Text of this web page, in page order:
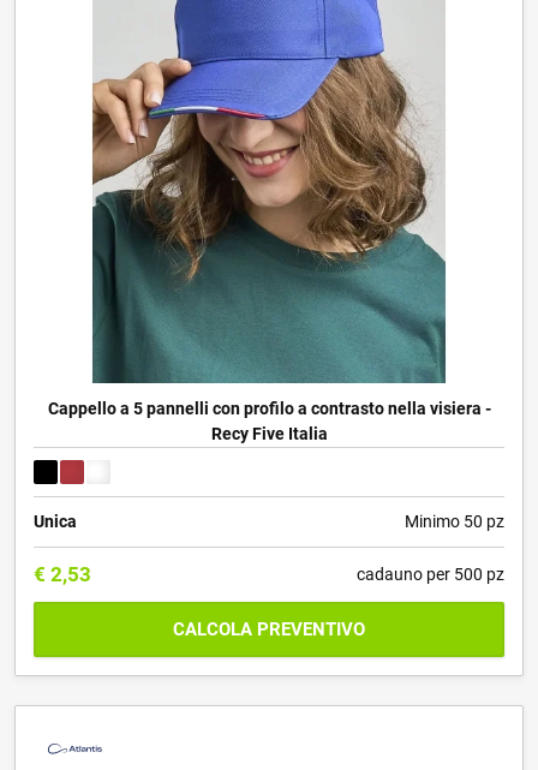
Cappello a 5 pannelli con profilo a contrasto nella visiera -
Recy Five Italia
Unica Minimo 50 pz
€ 2,53 cadauno per 500 pz
CALCOLA PREVENTIVO